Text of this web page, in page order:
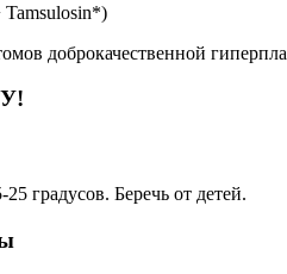
Tamsulosin*)
доброкачественной
градусов. Беречь от детей.